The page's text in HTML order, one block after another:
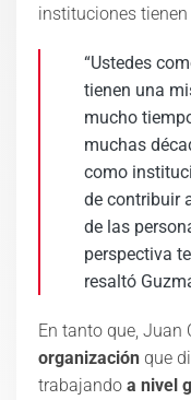
instituciones
“Ustedes
tienen una
mucho
muchas
como
de contribuir
de las
perspectiva
resaltó
En tanto que, Juan
organización que
trabajando a nivel